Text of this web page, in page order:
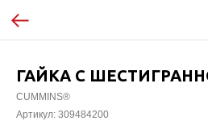
ГАЙКА С
CUMMINS®
Артикул: 309484200